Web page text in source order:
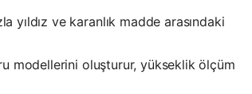
yıldız ve karanlık madde arasındaki
modellerini oluşturur, yükseklik ölçüm